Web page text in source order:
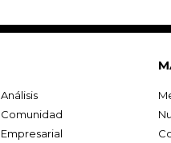
Análisis
Comunidad
Empresarial